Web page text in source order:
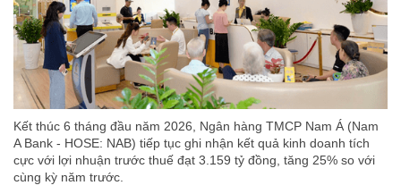
Kết thúc 6 tháng đầu năm 2026, Ngân hàng TMCP Nam Á (Nam
A Bank - HOSE: NAB) tiếp tục ghi nhận kết quả kinh doanh tích
cực với lợi nhuận trước thuế đạt 3.159 tỷ đồng, tăng 25% so với
cùng kỳ năm trước.